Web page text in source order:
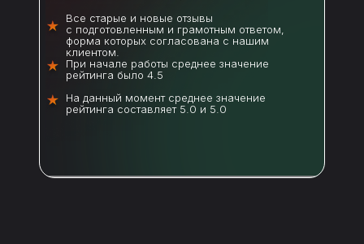
Все старые и новые отзывы
с подготовленным и грамотным ответом,
форма которых согласована с нашим
клиентом.
При начале работы среднее значение
рейтинга было 4.5
На данный момент среднее значение
рейтинга составляет 5.0 и 5.0